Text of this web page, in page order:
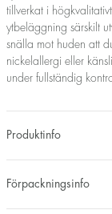
tillverkat i
ytbeläggning särskilt
snälla mot huden att
nickelallergi eller
under fullständig
Produktinfo
Förpackningsinfo